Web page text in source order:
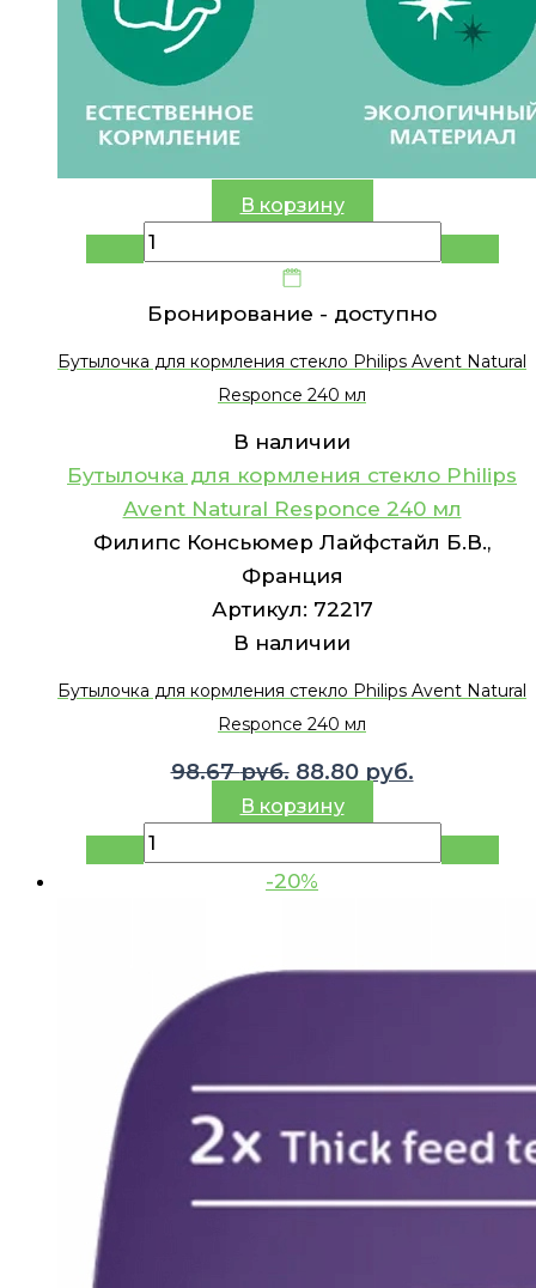
В корзину
Бронирование - доступно
Бутылочка для кормления стекло Philips Avent Natural
Responce 240 мл
В наличии
Бутылочка для кормления стекло Philips
Avent Natural Responce 240 мл
Филипс Консьюмер Лайфстайл Б.В.,
Франция
Артикул: 72217
В наличии
Бутылочка для кормления стекло Philips Avent Natural
Responce 240 мл
98.67руб. Первоначальная
цена
98.67 руб..
88.80 руб.Текущая
88.80 руб..
В корзину
-20%